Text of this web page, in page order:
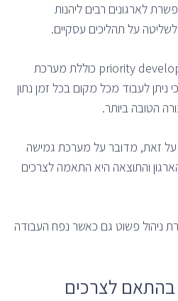
לארגונים רבים ליהנות
על תהליכים עסקיים.
מערכת מבוססת ענן: priority development כוללת מערכת
ניתן לעבוד מכל מקום בכל זמן נתון
הטובה ביותר.
על זאת, מדובר על מערכת גמישה
והתוצאה היא התאמה לצרכים
ניהול פשוט גם כאשר נפח העבודה
בהתאם לצרכים